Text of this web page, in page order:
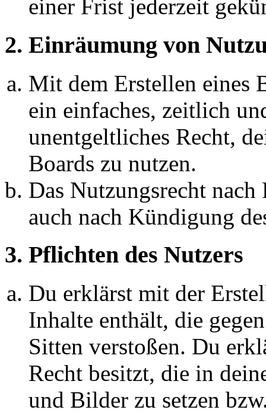
einer Frist jederzeit
2. Einräumung von
Mit dem Erstellen eines
ein einfaches, zeitlich
unentgeltliches Recht,
Boards zu nutzen.
Das Nutzungsrecht
auch nach Kündigung
3. Pflichten des Nutzers
Du erklärst mit der
Inhalte enthält, die
Sitten verstoßen. Du
Recht besitzt, die in
und Bilder zu setzen